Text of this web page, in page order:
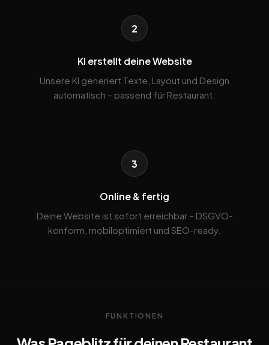
2
KI erstellt deine Website
Unsere KI generiert Texte, Layout und Design
automatisch – passend für Restaurant.
3
Online & fertig
Deine Website ist sofort erreichbar – DSGVO-
konform, mobiloptimiert und SEO-ready.
FUNKTIONEN